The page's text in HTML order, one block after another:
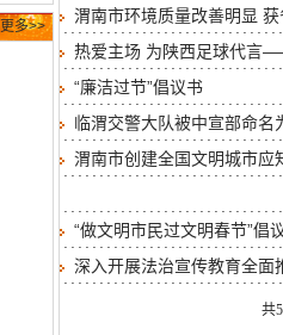
更多>>
渭南市环境质量改善明显
热爱主场 为陕西足球代言
“廉洁过节”倡议书
临渭交警大队被中宣部命名
渭南市创建全国文明城市应
“做文明市民过文明春节”倡
深入开展法治宣传教育全面
共